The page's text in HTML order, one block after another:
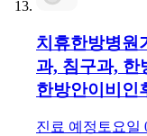
치휴한방병원
과, 침구과, 한
한방안이비인
진료 예정 토요일